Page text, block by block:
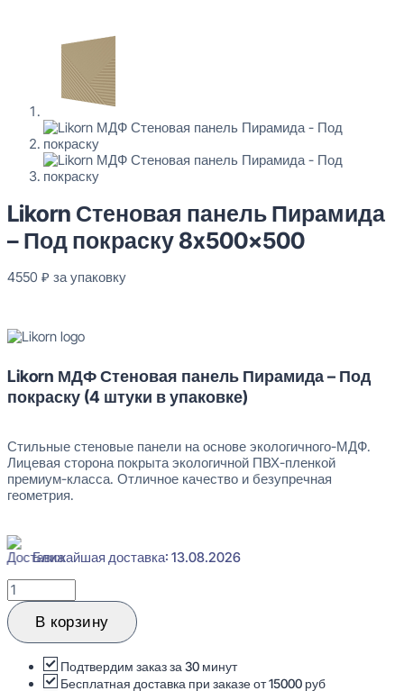
Likorn Стеновая панель Пирамида
– Под покраску 8x500x500
4550 ₽ за упаковку
Likorn МДФ Стеновая панель Пирамида – Под
покраску (4 штуки в упаковке)
Стильные стеновые панели на основе экологичного-МДФ.
Лицевая сторона покрыта экологичной ПВХ-пленкой
премиум-класса. Отличное качество и безупречная
геометрия.
Ближайшая доставка: 13.08.2026
Количество
товара
Likorn
Стеновая
Пирамида
В корзину
Подтвердим заказ за 30 минут
Бесплатная доставка при заказе от 15000 руб